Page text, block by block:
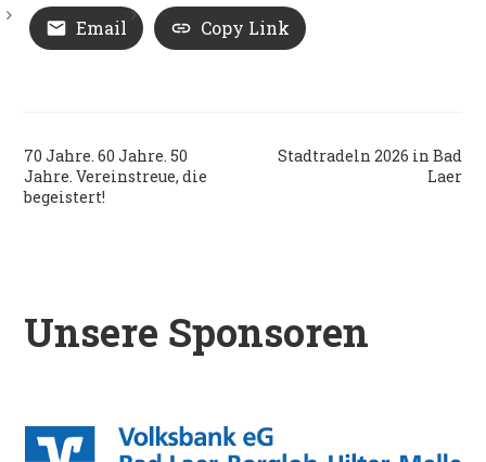
Email Copy Link
Beitragsnavigation
70 Jahre. 60 Jahre. 50
Jahre. Vereinstreue, die
begeistert!
Stadtradeln 2026 in Bad
Laer
Unsere Sponsoren